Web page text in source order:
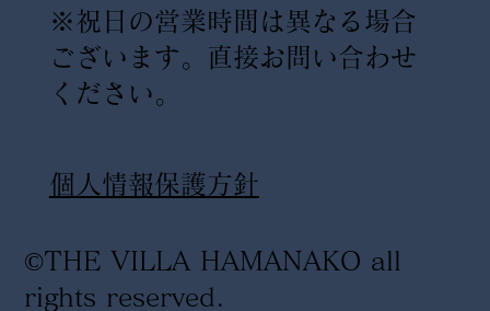
©THE VILLA HAMANAKO all
rights reserved .
​個人情報保護方針
※祝日の営業時間は異なる場合
ございます。直接お問い合わせ
ください。